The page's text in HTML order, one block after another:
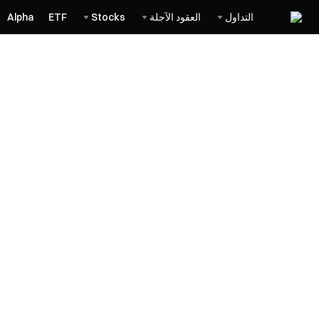
التداول العقود الآجلة Stocks
ETF
Alpha